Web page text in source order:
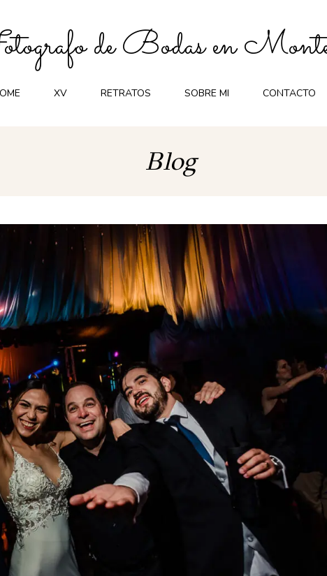
de Bodas en
XV RETRATOS SOBRE MI CONTACTO
Blog